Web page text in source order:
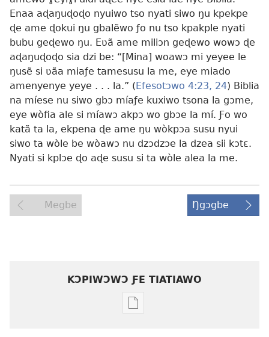
Enaa aɖaŋuɖoɖo nyuiwo tso nyati siwo ŋu kpekpe
ɖe ame ɖokui ŋu gbalẽwo ƒo nu tso kpakple nyati
bubu geɖewo ŋu. Eʋã ame miliɔn geɖewo wowɔ ɖe
aɖaŋuɖoɖo sia dzi be: “[Mina] woawɔ mi yeyee le
ŋusẽ si ʋãa miaƒe tamesusu la me, eye miado
amenyenye yeye . . . la.” (Efesotɔwo 4:23, 24) Biblia
na míese nu siwo gbɔ míaƒe kuxiwo tsona la gɔme,
eye wòfia ale si míawɔ akpɔ wo gbɔe la mí. Ƒo wo
katã ta la, ekpena ɖe ame ŋu wòkpɔa susu nyui
siwo ta wòle be wòawɔ nu dzɔdzɔe la dzea sii kɔtɛ.
Nyati si kplɔe ɖo aɖe susu si ta wòle alea la me.
Megbe Ŋgɔgbe
KƆPIWƆWƆ ƑE TIATIAWO
Agbalẽ